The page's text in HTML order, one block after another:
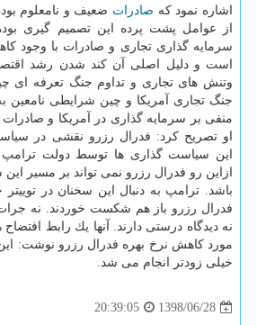
اشاره نمود كه صادرات ضعیف و نامعلوم
از عوامل پشت پرده این تصمیم گیری
سرمایه گذاری تجاری و صادرات با وجود
است و دلیل اصلی آن كند شدن رشد
وتنش های تجاری و تداوم جنگ تعرفه ای
جنگ تجاری آمریكا و چین شرایطی نامعین
منفی بر سرمایه گذاری در آمریكا و
او تصریح كرد: فدرال رزرو نقشی در
این سیاست گذاری ها توسط دولت ترامپ
ازاین رو فدرال رزرو نمی تواند بر مسیر
باشد. ترامپ به دنبال این سخنان در
فدرال رزرو باز هم شكست خوردند. نه جرات
نه دیدگاه درستی دارند. آنها یك رابط
مورد كاهش نرخ بهره فدرال رزرو نوشت: این
خیلی زودتر انجام می شد.
1398/06/28
20:39:05